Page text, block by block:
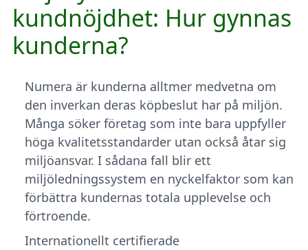
kundnöjdhet: Hur gynnas
kunderna?
Numera är kunderna alltmer medvetna om
den inverkan deras köpbeslut har på miljön.
Många söker företag som inte bara uppfyller
höga kvalitetsstandarder utan också åtar sig
miljöansvar. I sådana fall blir ett
miljöledningssystem en nyckelfaktor som kan
förbättra kundernas totala upplevelse och
förtroende.
Internationellt certifierade